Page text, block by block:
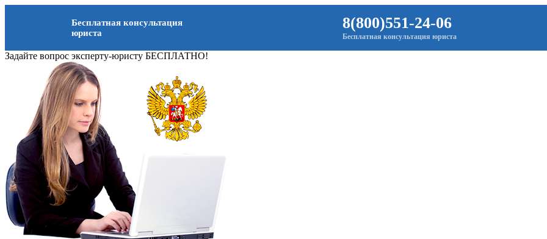
Бесплатная консультация
юриста
8(800)551-24-06
Бесплатная консультация юриста
Задайте вопрос эксперту-юристу БЕСПЛАТНО!